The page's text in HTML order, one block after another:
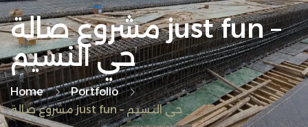
مشروع صالة just fun –
حي النسيم
Home
Portfolio
مشروع صالة just fun – حي النسيم